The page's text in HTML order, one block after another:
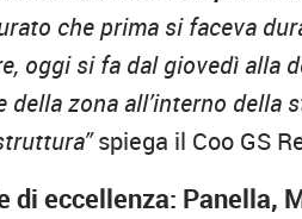
che prima si faceva
oggi si fa dal giovedì alla
della zona all’interno
spiega il Coo GS
di eccellenza: Panella,